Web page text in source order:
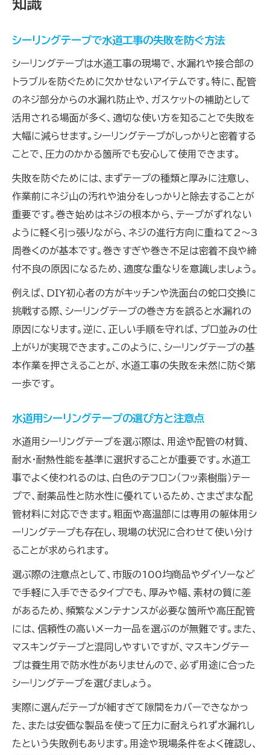
知識
シーリングテープで水道工事の失敗を防ぐ方法
シーリングテープは水道工事の現場で、水漏れや接合部の
トラブルを防ぐために欠かせないアイテムです。特に、配管
のネジ部分からの水漏れ防止や、ガスケットの補助として
活用される場面が多く、適切な使い方を知ることで失敗を
大幅に減らせます。シーリングテープがしっかりと密着する
ことで、圧力のかかる箇所でも安心して使用できます。
失敗を防ぐためには、まずテープの種類と厚みに注意し、
作業前にネジ山の汚れや油分をしっかりと除去することが
重要です。巻き始めはネジの根本から、テープがずれない
ように軽く引っ張りながら、ネジの進行方向に重ねて2～3
周巻くのが基本です。巻きすぎや巻き不足は密着不良や締
付不良の原因になるため、適度な重なりを意識しましょう。
例えば、DIY初心者の方がキッチンや洗面台の蛇口交換に
挑戦する際、シーリングテープの巻き方を誤ると水漏れの
原因になります。逆に、正しい手順を守れば、プロ並みの仕
上がりが実現できます。このように、シーリングテープの基
本作業を押さえることが、水道工事の失敗を未然に防ぐ第
一歩です。
水道用シーリングテープの選び方と注意点
水道用シーリングテープを選ぶ際は、用途や配管の材質、
耐水・耐熱性能を基準に選択することが重要です。水道工
事でよく使われるのは、白色のテフロン（フッ素樹脂）テー
プで、耐薬品性と防水性に優れているため、さまざまな配
管材料に対応できます。粗面や高温部には専用の躯体用シ
ーリングテープも存在し、現場の状況に合わせて使い分け
ることが求められます。
選ぶ際の注意点として、市販の100均商品やダイソーなど
で手軽に入手できるタイプでも、厚みや幅、素材の質に差
があるため、頻繁なメンテナンスが必要な箇所や高圧配管
には、信頼性の高いメーカー品を選ぶのが無難です。また、
マスキングテープと混同しやすいですが、マスキングテー
プは養生用で防水性がありませんので、必ず用途に合った
シーリングテープを選びましょう。
実際に選んだテープが細すぎて隙間をカバーできなかっ
た、または安価な製品を使って圧力に耐えられず水漏れし
たという失敗例もあります。用途や現場条件をよく確認し、